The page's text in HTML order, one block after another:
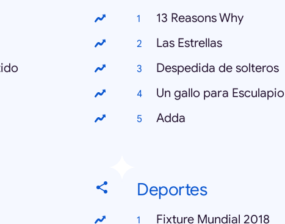
13 Reasons Why
Las Estrellas
Despedida de solteros
Un gallo para Esculapio
Adda
Deportes
Fixture Mundial 2018